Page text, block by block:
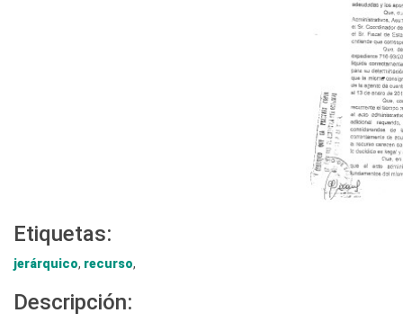
Etiquetas:
jerárquico, recurso,
Descripción: